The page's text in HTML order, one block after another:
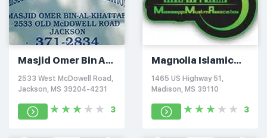
Masjid Omer Bin Al-
Khattab
2533 West McDowell Road,
Jackson, MS 39204-4231
3
Magnolia Islamic
Center
1465 US Highway 51,
Madison, MS 39110
3